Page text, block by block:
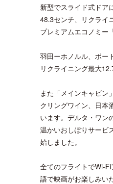
新型でスライド式ドア
48.3センチ、リクライ
プレミアムエコノミー
羽田ーホノルル、ポー
リクライニング最大
また「メインキャビン
クリングワイン、日本
います。デルタ・ワン
温かいおしぼりサービ
始しました。
全てのフライトでWi-
語で映画がお楽しみい